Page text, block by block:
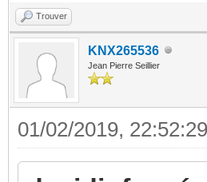
Trouver
KNX265536
Jean Pierre Seillier
01/02/2019, 22:52:29